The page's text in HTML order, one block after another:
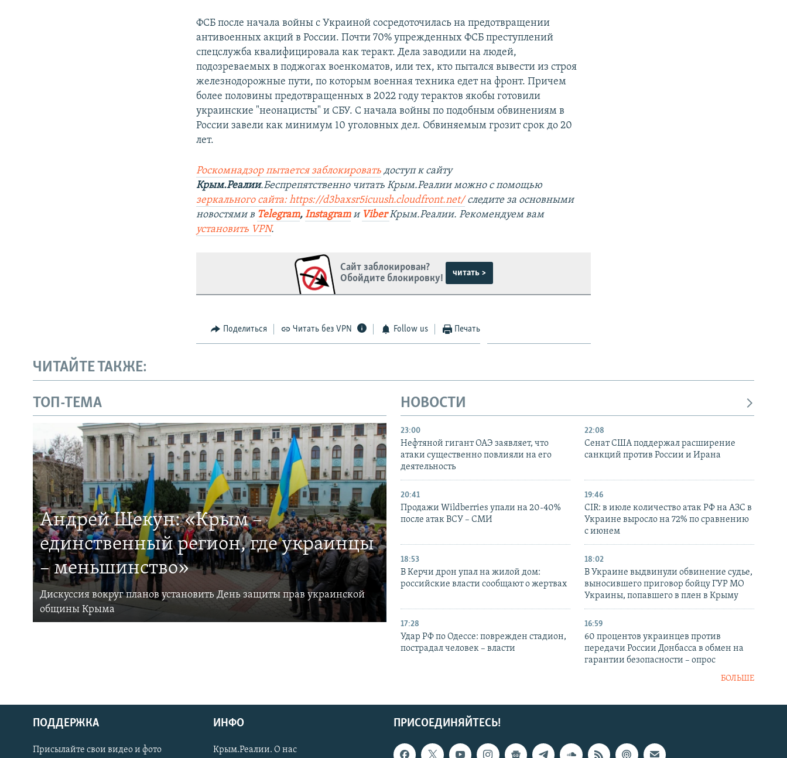
Українською
ФСБ после начала войны с Украиной сосредоточилась на предотвращении
антивоенных акций в России. Почти 70% упрежденных ФСБ преступлений
спецслужба квалифицировала как теракт. Дела заводили на людей,
подозреваемых в поджогах военкоматов, или тех, кто пытался вывести из строя
железнодорожные пути, по которым военная техника едет на фронт. Причем
более половины предотвращенных в 2022 году терактов якобы готовили
украинские "неонацисты" и СБУ. С начала войны по подобным обвинениям в
России завели как минимум 10 уголовных дел. Обвиняемым грозит срок до 20
лет.
Роскомнадзор пытается заблокировать доступ к сайту
Крым.Реалии.Беспрепятственно читать Крым.Реалии можно с помощью
зеркального сайта: https://d3baxsr5icuush.cloudfront.net/следите за основными
новостями в Telegram,Instagramи Viber Крым.Реалии. Рекомендуем вам
установить VPN.
Сайт заблокирован?
Обойдите блокировку!
читать >
Поделиться Читать без VPN Follow us Печать
ЧИТАЙТЕ ТАКЖЕ:
ТОП-ТЕМА
Андрей Щекун: «Крым –
единственный регион, где украинцы
– меньшинство»
Дискуссия вокруг планов установить День защиты прав украинской
общины Крыма
НОВОСТИ
23:00
Нефтяной гигант ОАЭ заявляет, что
атаки существенно повлияли на его
деятельность
22:08
Сенат США поддержал расширение
санкций против России и Ирана
20:41
Продажи Wildberries упали на 20-40%
после атак ВСУ – СМИ
19:46
CIR: в июле количество атак РФ на АЗС в
Украине выросло на 72% по сравнению
с июнем
18:53
В Керчи дрон упал на жилой дом:
российские власти сообщают о жертвах
18:02
В Украине выдвинули обвинение судье,
выносившего приговор бойцу ГУР МО
Украины, попавшего в плен в Крыму
17:28
Удар РФ по Одессе: поврежден стадион,
пострадал человек – власти
16:59
60 процентов украинцев против
передачи России Донбасса в обмен на
гарантии безопасности – опрос
БОЛЬШЕ
ПРИСОЕДИНЯЙТЕСЬ!
ПОДДЕРЖКА
Присылайте свои видео и фото
ИНФО
Крым.Реалии. О нас